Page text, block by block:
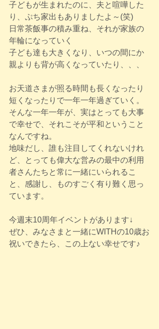
子どもが生まれたのに、夫と喧嘩した
り、ぷち家出もありましたよ～(笑)
日常茶飯事の積み重ね、それが家族の
年輪になっていく
子ども達も大きくなり、いつの間にか
親よりも背が高くなっていたり、、、
お天道さまが照る時間も長くなったり
短くなったりで一年一年過ぎていく。
そんな一年一年が、実はとっても大事
で幸せで、それこそが平和ということ
なんですね。
地味だし、誰も注目してくれないけれ
ど、とっても偉大な営みの最中の利用
者さんたちと常に一緒にいられるこ
と、感謝し、ものすごく有り難く思っ
ています。
今週末10周年イベントがあります↓
ぜひ、みなさまと一緒にWITHの10歳お
祝いできたら、この上ない幸せです♪